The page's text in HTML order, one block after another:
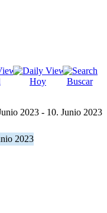
Hoy Buscar
2023 - 10. Junio 2023
2023